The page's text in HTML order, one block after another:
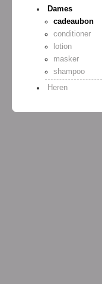
Dames
cadeaubon
conditioner
lotion
masker
shampoo
Heren